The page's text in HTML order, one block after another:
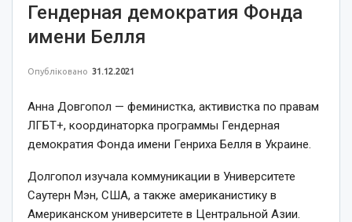
Гендерная демократия Фонда
имени Белля
Опубліковано 31.12.2021
Анна Довгопол — феминистка, активистка по правам
ЛГБТ+, координаторка программы Гендерная
демократия Фонда имени Генриха Белля в Украине.
Долгопол изучала коммуникации в Университете
Саутерн Мэн, США, а также американистику в
Американском университете в Центральной Азии.